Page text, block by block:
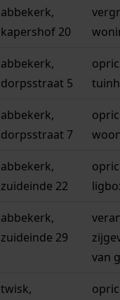
abbekerk,
kapershof 20
abbekerk,
dorpsstraat 5
abbekerk,
dorpsstraat 7
abbekerk,
zuideinde 22
abbekerk,
zuideinde 29
van
twisk,